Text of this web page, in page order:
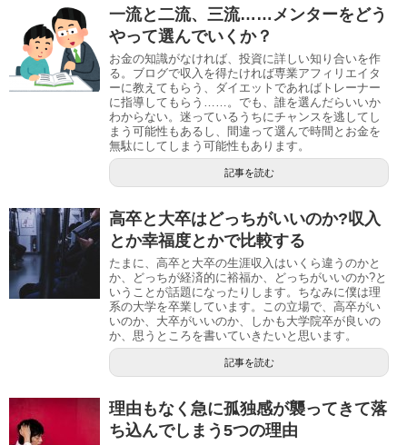
一流と二流、三流……メンターをどう
やって選んでいくか？
お金の知識がなければ、投資に詳しい知り合いを作
る。ブログで収入を得たければ専業アフィリエイタ
ーに教えてもらう、ダイエットであればトレーナー
に指導してもらう……。でも、誰を選んだらいいか
わからない。迷っているうちにチャンスを逃してし
まう可能性もあるし、間違って選んで時間とお金を
無駄にしてしまう可能性もあります。
記事を読む
高卒と大卒はどっちがいいのか?収入
とか幸福度とかで比較する
たまに、高卒と大卒の生涯収入はいくら違うのかと
か、どっちが経済的に裕福か、どっちがいいのか?と
いうことが話題になったりします。ちなみに僕は理
系の大学を卒業しています。この立場で、高卒がい
いのか、大卒がいいのか、しかも大学院卒が良いの
か、思うところを書いていきたいと思います。
記事を読む
理由もなく急に孤独感が襲ってきて落
ち込んでしまう5つの理由